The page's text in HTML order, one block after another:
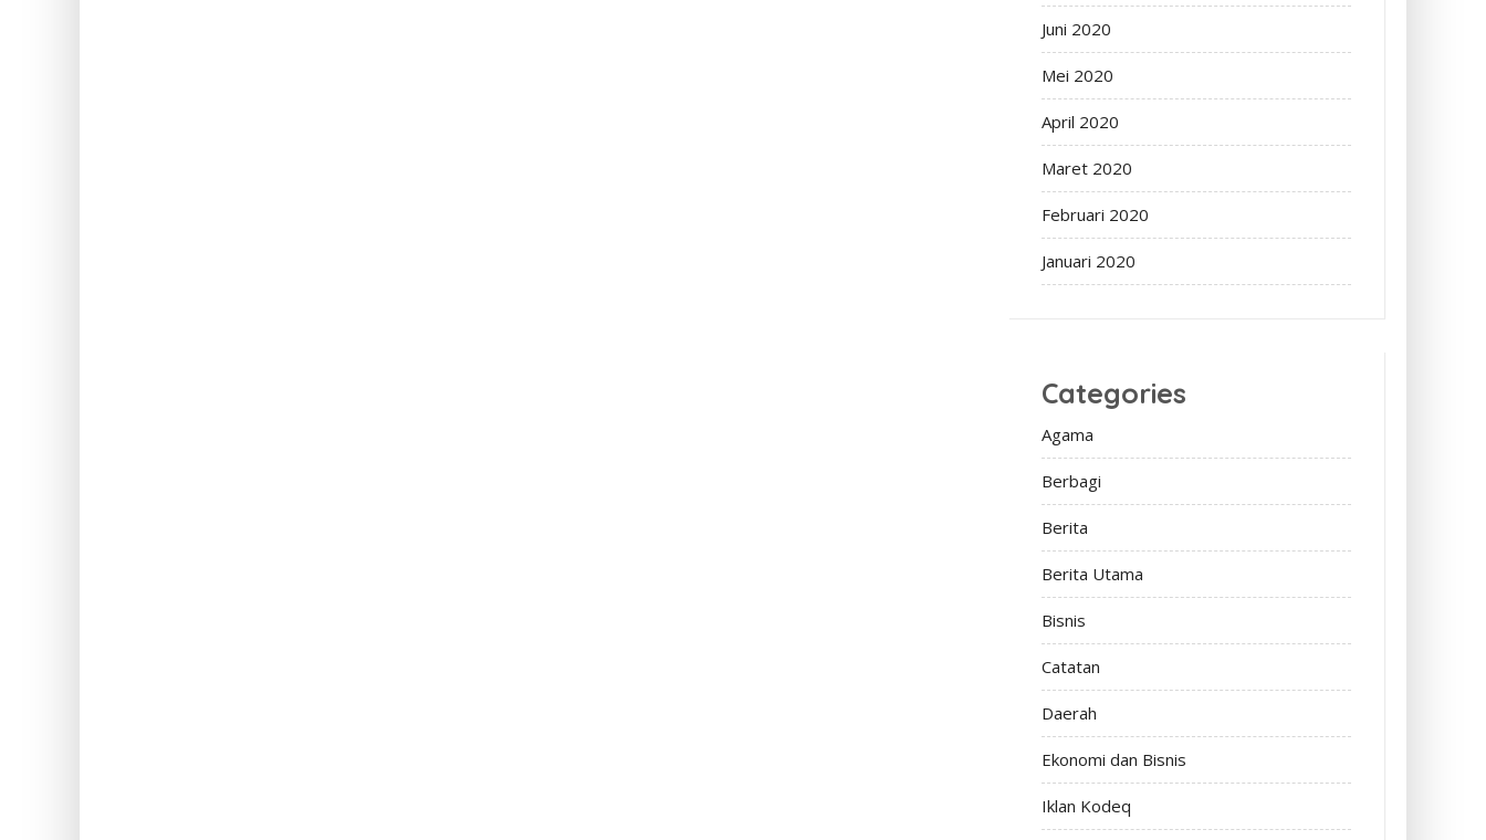
Juni 2020
Mei 2020
April 2020
Maret 2020
Februari 2020
Januari 2020
Categories
Agama
Berbagi
Berita
Berita Utama
Bisnis
Catatan
Daerah
Ekonomi dan Bisnis
Iklan Kodeq